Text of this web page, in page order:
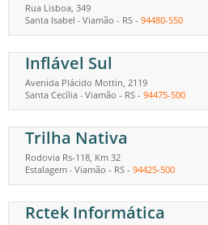
Rua Lisboa, 349
Santa Isabel - Viamão - RS - 94480-550
Inflável Sul
Avenida Plácido Mottin, 2119
Santa Cecília - Viamão - RS - 94475-500
Trilha Nativa
Rodovia Rs-118, Km 32
Estalagem - Viamão - RS - 94425-500
Rctek Informática